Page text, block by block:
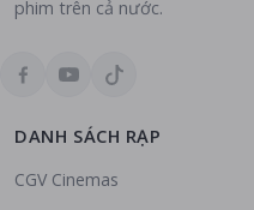
phim trên cả nước.
DANH SÁCH RẠP
CGV Cinemas